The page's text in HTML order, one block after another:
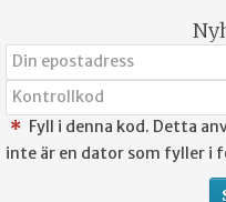
* Fyll i denna kod. Detta
inte är en dator som fyller i